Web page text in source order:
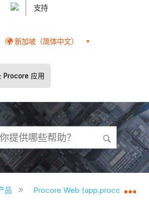
支持
新加坡（简体中文）
Procore 应用
全局层次
品 Procore Web